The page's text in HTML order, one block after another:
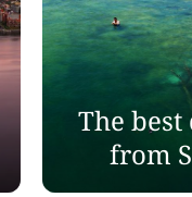
The
from